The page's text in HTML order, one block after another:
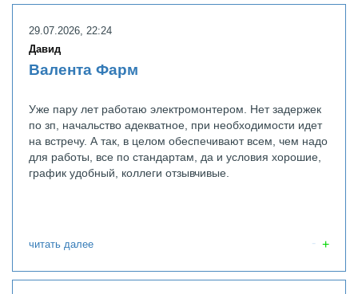
29.07.2026, 22:24
Давид
Валента Фарм
Уже пару лет работаю электромонтером. Нет задержек
по зп, начальство адекватное, при необходимости идет
на встречу. А так, в целом обеспечивают всем, чем надо
для работы, все по стандартам, да и условия хорошие,
график удобный, коллеги отзывчивые.
читать далее